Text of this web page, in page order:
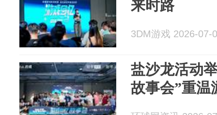
来时路
3DM游戏 2026-07-
盐沙龙活动
故事会”重温